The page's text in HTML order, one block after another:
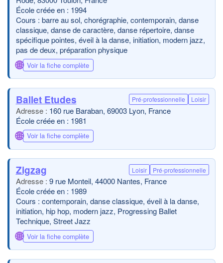
École créée en : 1994
Cours : barre au sol, chorégraphie, contemporain, danse
classique, danse de caractère, danse répertoire, danse
spécifique pointes, éveil à la danse, initiation, modern jazz,
pas de deux, préparation physique
🌐 Voir la fiche complète
Ballet Etudes Pré-professionnelle Loisir
160 rue Baraban, 69003 Lyon, France
École créée en : 1981
🌐 Voir la fiche complète
Zigzag Loisir Pré-professionnelle
9 rue Monteil, 44000 Nantes, France
École créée en : 1989
Cours : contemporain, danse classique, éveil à la danse,
initiation, hip hop, modern jazz, Progressing Ballet
Technique, Street Jazz
🌐 Voir la fiche complète